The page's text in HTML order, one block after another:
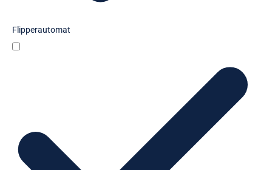
Flipperautomat